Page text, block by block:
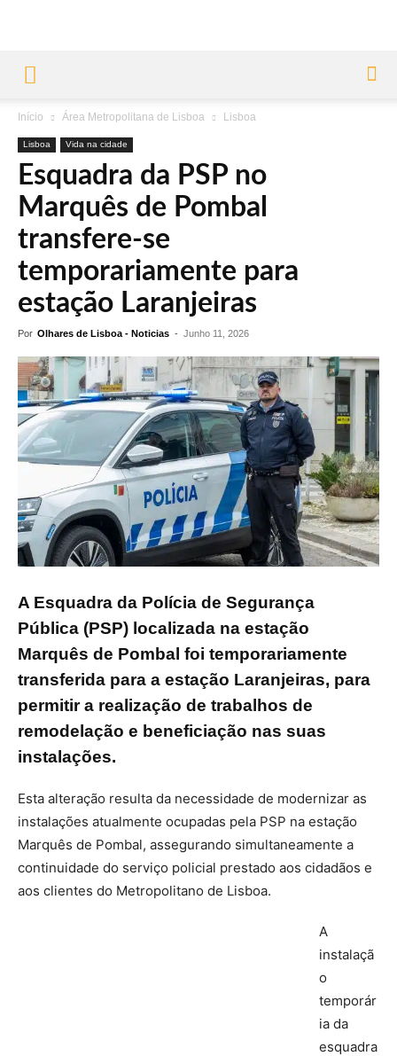
Início Área Metropolitana de Lisboa Lisboa
Lisboa Vida na cidade
Esquadra da PSP no
Marquês de Pombal
transfere-se
temporariamente para
estação Laranjeiras
Por Olhares de Lisboa - Noticias - Junho 11, 2026
A Esquadra da Polícia de Segurança
Pública (PSP) localizada na estação
Marquês de Pombal foi temporariamente
transferida para a estação Laranjeiras, para
permitir a realização de trabalhos de
remodelação e beneficiação nas suas
instalações.
Esta alteração resulta da necessidade de modernizar as
instalações atualmente ocupadas pela PSP na estação
Marquês de Pombal, assegurando simultaneamente a
continuidade do serviço policial prestado aos cidadãos e
aos clientes do Metropolitano de Lisboa.
A
instalaçã
o
temporár
ia da
esquadra